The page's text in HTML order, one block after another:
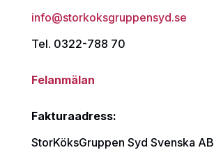
info@storkoksgruppensyd.se
Tel. 0322-788 70
Felanmälan
Fakturaadress:
StorKöksGruppen Syd Svenska AB